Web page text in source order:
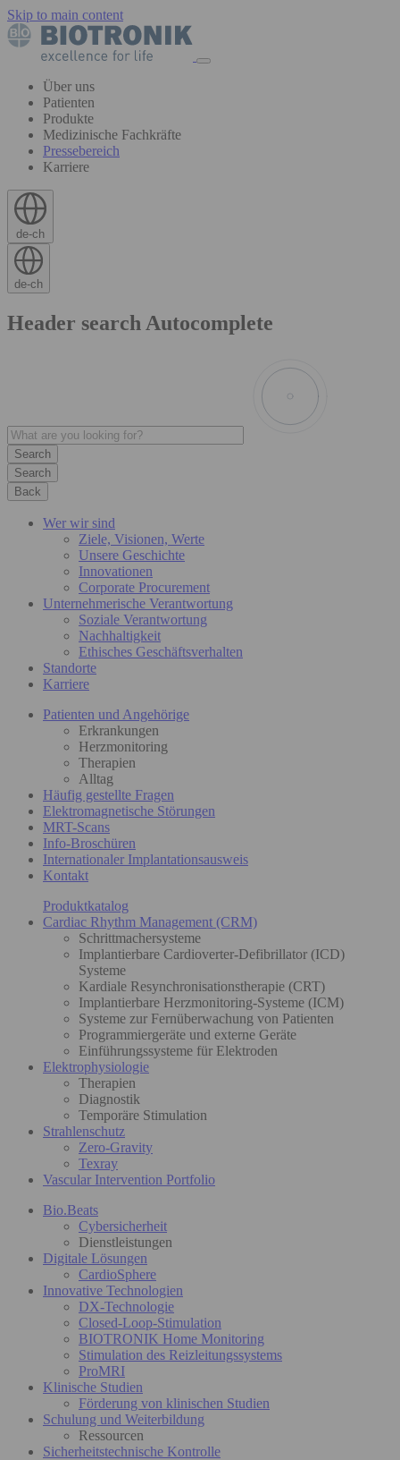
Skip to main content
Über uns
Patienten
Produkte
Medizinische Fachkräfte
Pressebereich
Karriere
de-ch
de-ch
Header search Autocomplete
Search
Back
Wer wir sind
Ziele, Visionen, Werte
Unsere Geschichte
Innovationen
Corporate Procurement
Unternehmerische Verantwortung
Soziale Verantwortung
Nachhaltigkeit
Ethisches Geschäftsverhalten
Standorte
Karriere
Patienten und Angehörige
Erkrankungen
Herzmonitoring
Therapien
Alltag
Häufig gestellte Fragen
Elektromagnetische Störungen
MRT-Scans
Info-Broschüren
Internationaler Implantationsausweis
Kontakt
Produktkatalog
Cardiac Rhythm Management (CRM)
Schrittmachersysteme
Implantierbare Cardioverter-Defibrillator (ICD)
Systeme
Kardiale Resynchronisationstherapie (CRT)
Implantierbare Herzmonitoring-Systeme (ICM)
Systeme zur Fernüberwachung von Patienten
Programmiergeräte und externe Geräte
Einführungssysteme für Elektroden
Elektrophysiologie
Therapien
Diagnostik
Temporäre Stimulation
Strahlenschutz
Zero-Gravity
Texray
Vascular Intervention Portfolio
Bio.Beats
Cybersicherheit
Dienstleistungen
Digitale Lösungen
CardioSphere
Innovative Technologien
DX-Technologie
Closed-Loop-Stimulation
BIOTRONIK Home Monitoring
Stimulation des Reizleitungssystems
ProMRI
Klinische Studien
Förderung von klinischen Studien
Schulung und Weiterbildung
Ressourcen
Sicherheitstechnische Kontrolle